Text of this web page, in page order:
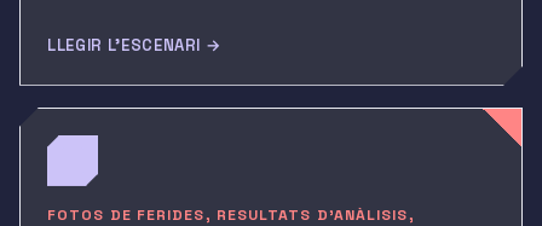
LLEGIR L'ESCENARI →
FOTOS DE FERIDES, RESULTATS D'ANÀLISIS,